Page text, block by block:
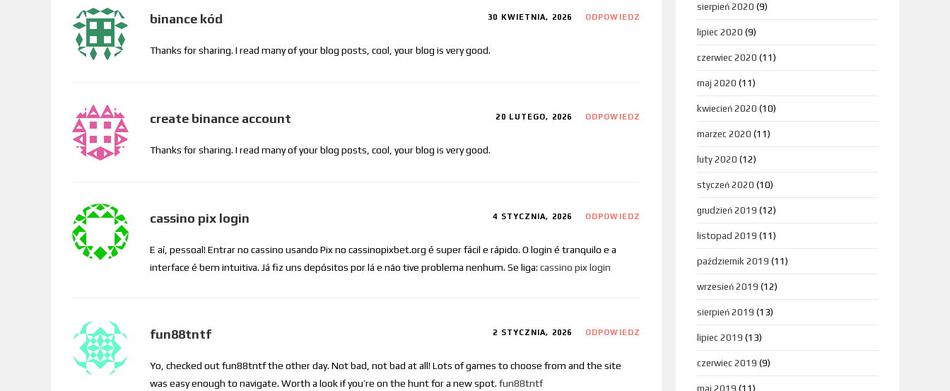
binance kód 30 KWIETNIA, 2026 ODPOWIEDZ
Thanks for sharing. I read many of your blog posts, cool, your blog is very good.
create binance account 20 LUTEGO, 2026 ODPOWIEDZ
Thanks for sharing. I read many of your blog posts, cool, your blog is very good.
cassino pix login 4 STYCZNIA, 2026 ODPOWIEDZ
E aí, pessoal! Entrar no cassino usando Pix no cassinopixbet.org é super fácil e rápido. O login é tranquilo e a
interface é bem intuitiva. Já fiz uns depósitos por lá e não tive problema nenhum. Se liga: cassino pix login
fun88tntf 2 STYCZNIA, 2026 ODPOWIEDZ
Yo, checked out fun88tntf the other day. Not bad, not bad at all! Lots of games to choose from and the site
was easy enough to navigate. Worth a look if you’re on the hunt for a new spot. fun88tntf
sierpień 2020 (9)
lipiec 2020 (9)
czerwiec 2020 (11)
maj 2020 (11)
kwiecień 2020 (10)
marzec 2020 (11)
luty 2020 (12)
styczeń 2020 (10)
grudzień 2019 (12)
listopad 2019 (11)
październik 2019 (11)
wrzesień 2019 (12)
sierpień 2019 (13)
lipiec 2019 (13)
czerwiec 2019 (9)
maj 2019 (11)